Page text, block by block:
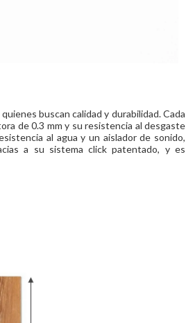
buscan calidad y durabilidad. Cada
de 0.3 mm y su resistencia al desgaste
al agua y un aislador de sonido,
a su sistema click patentado, y es